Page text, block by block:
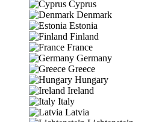
Cyprus
Denmark
Estonia
Finland
France
Germany
Greece
Hungary
Ireland
Italy
Latvia